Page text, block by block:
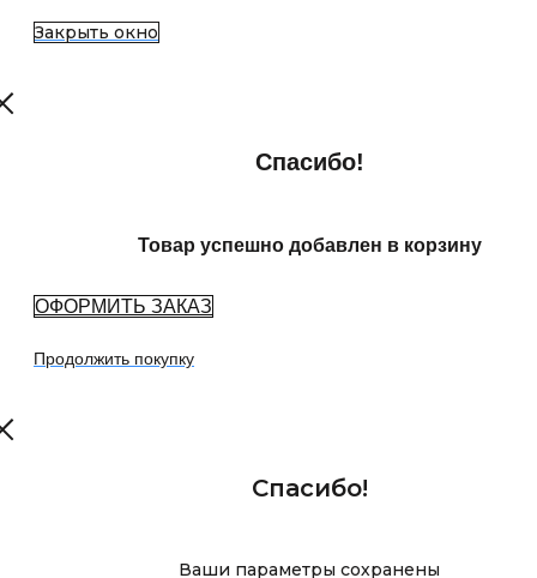
Закрыть окно
Спасибо!
Товар успешно добавлен в корзину
ОФОРМИТЬ ЗАКАЗ
Продолжить покупку
Спасибо!
Ваши параметры сохранены